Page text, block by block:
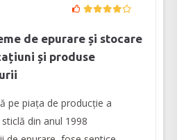
de epurare și stocare
și produse
pe piața de producție a
din anul 1998